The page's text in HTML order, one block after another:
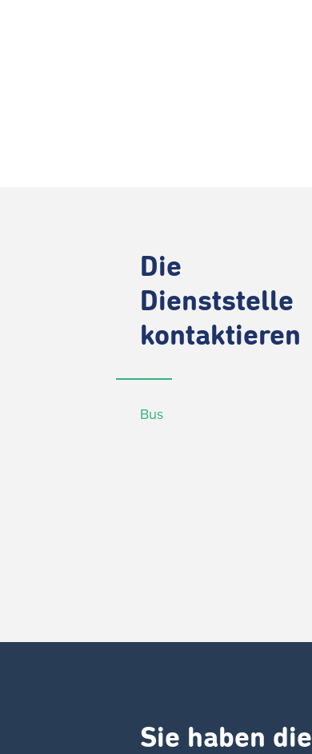
Die
Dienststelle
kontaktieren
Bus
Sie haben die